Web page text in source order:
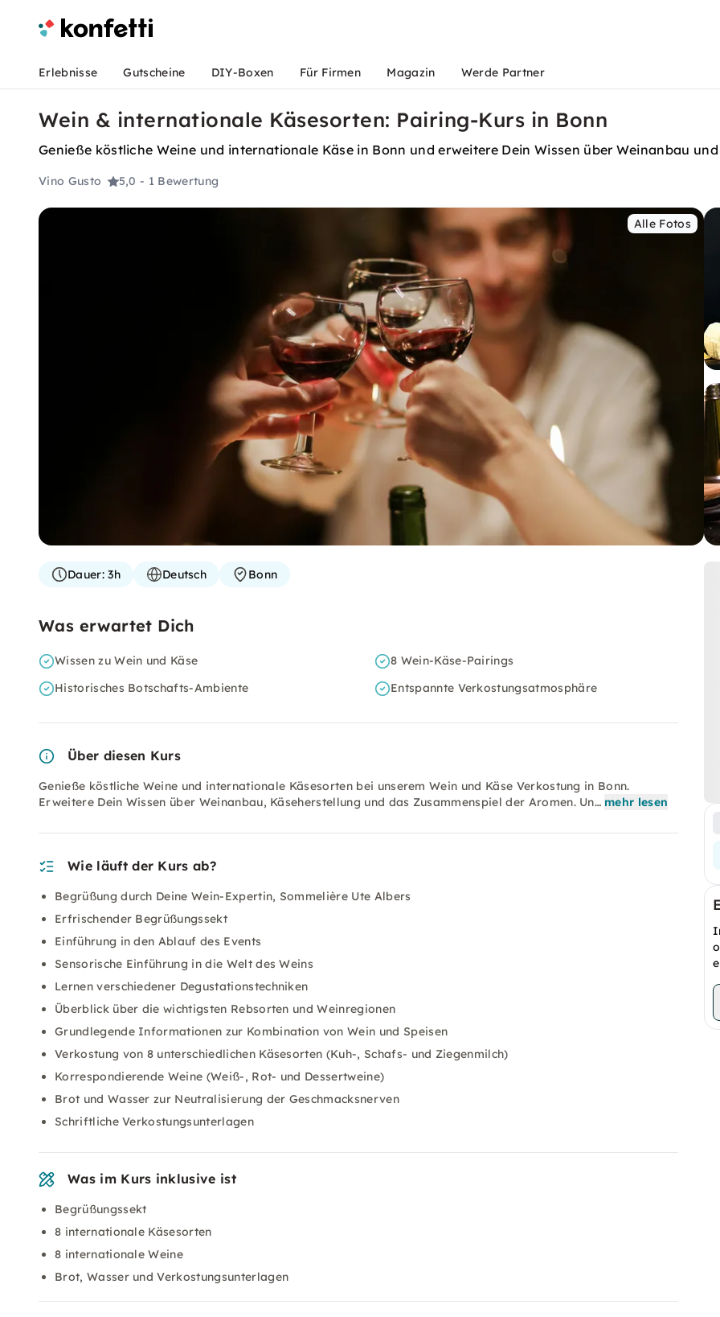
Erlebnisse Gutscheine DIY-Boxen Für Firmen Magazin Werde Partner
Wein & internationale Käsesorten: Pairing-Kurs in Bonn
Genieße köstliche Weine und internationale Käse in Bonn und erweitere Dein Wissen über Weinanbau
Vino Gusto 5,0 - 1 Bewertung
Alle Fotos
Dauer:3h Deutsch Bonn
Was erwartet Dich
Wissen zu Wein und Käse
8 Wein-Käse-Pairings
Historisches Botschafts-Ambiente
Entspannte Verkostungsatmosphäre
Über diesen Kurs
Genieße köstliche Weine und internationale Käsesorten bei unserem Wein und Käse Verkostung in Bonn.
Erweitere Dein Wissen über Weinanbau, Käseherstellung und das Zusammenspiel der Aromen. Un… mehr lesen
Wie läuft der Kurs ab?
Begrüßung durch Deine Wein-Expertin, Sommelière Ute Albers
Erfrischender Begrüßungssekt
Einführung in den Ablauf des Events
Sensorische Einführung in die Welt des Weins
Lernen verschiedener Degustationstechniken
Überblick über die wichtigsten Rebsorten und Weinregionen
Grundlegende Informationen zur Kombination von Wein und Speisen
Verkostung von 8 unterschiedlichen Käsesorten (Kuh-, Schafs- und Ziegenmilch)
Korrespondierende Weine (Weiß-, Rot- und Dessertweine)
Brot und Wasser zur Neutralisierung der Geschmacksnerven
Schriftliche Verkostungsunterlagen
Was im Kurs inklusive ist
Begrüßungssekt
8 internationale Käsesorten
8 internationale Weine
Brot, Wasser und Verkostungsunterlagen